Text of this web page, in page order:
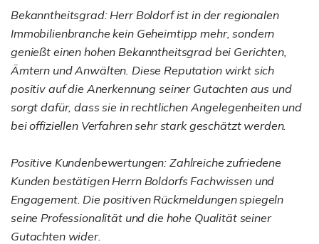
Bekanntheitsgrad: Herr Boldorf ist in der regionalen
Immobilienbranche kein Geheimtipp mehr, sondern
genießt einen hohen Bekanntheitsgrad bei Gerichten,
Ämtern und Anwälten. Diese Reputation wirkt sich
positiv auf die Anerkennung seiner Gutachten aus und
sorgt dafür, dass sie in rechtlichen Angelegenheiten und
bei offiziellen Verfahren sehr stark geschätzt werden.
Positive Kundenbewertungen: Zahlreiche zufriedene
Kunden bestätigen Herrn Boldorfs Fachwissen und
Engagement. Die positiven Rückmeldungen spiegeln
seine Professionalität und die hohe Qualität seiner
Gutachten wider.